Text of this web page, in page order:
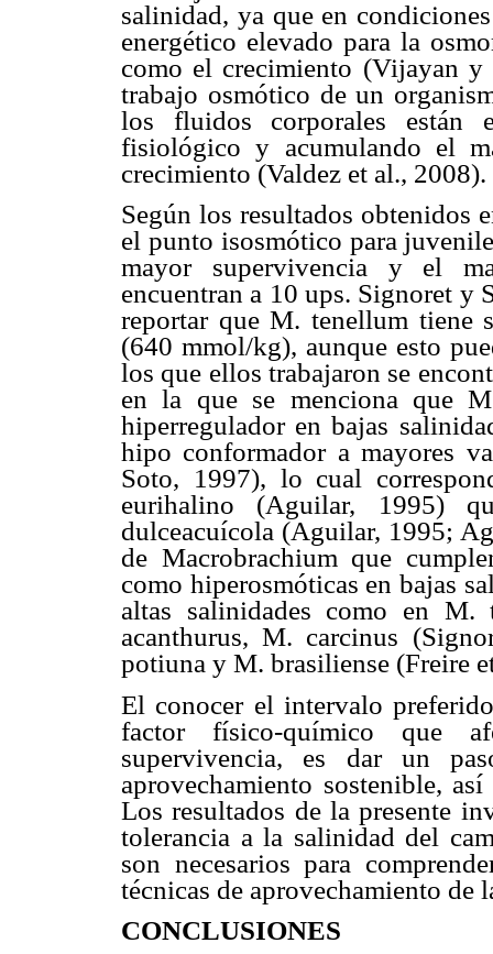
salinidad, ya que en
energético elevado para la
como el crecimiento (Vijayan
trabajo osmótico de un
los fluidos corporales están
fisiológico y acumulando el
crecimiento (Valdez et al., 2008).
Según los resultados obtenidos
el punto isosmótico para
mayor supervivencia y el
encuentran a 10 ups. Signoret y
reportar que M. tenellum tiene
(640 mmol/kg), aunque esto
los que ellos trabajaron se
en la que se menciona que
hiperregulador en bajas
hipo conformador a mayores
Soto, 1997), lo cual
eurihalino (Aguilar, 1995)
dulceacuícola (Aguilar, 1995;
de Macrobrachium que
como hiperosmóticas en bajas
altas salinidades como en
acanthurus, M. carcinus
potiuna y M. brasiliense (Freire
El conocer el intervalo
factor físico-químico que
supervivencia, es dar un
aprovechamiento sostenible,
Los resultados de la presente
tolerancia a la salinidad del
son necesarios para
técnicas de aprovechamiento de
CONCLUSIONES